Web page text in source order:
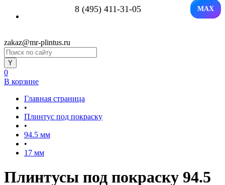
8 (495) 411-31-05 MAX
zakaz@mr-plintus.ru
0
В корзине
Главная страница
•
Плинтус под покраску
•
94.5 мм
•
17 мм
Плинтусы под покраску 94.5